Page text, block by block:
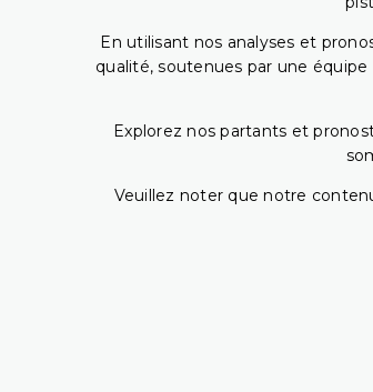
En utilisant nos analyses et
qualité, soutenues par une
Explorez nos partants et
Veuillez noter que notre